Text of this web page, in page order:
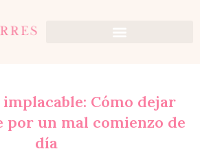
Cómo dejar
por un mal comienzo de
día